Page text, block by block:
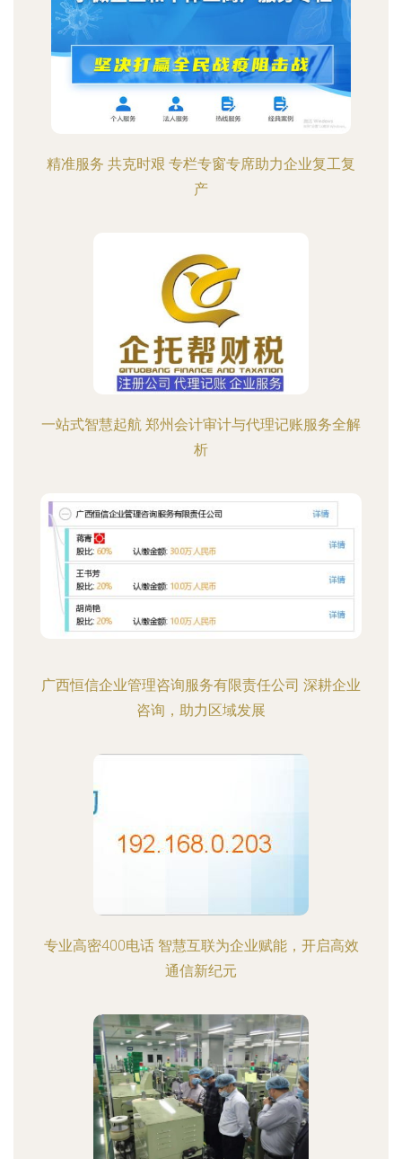
精准服务 共克时艰 专栏专窗专席助力企业复工复
产
一站式智慧起航 郑州会计审计与代理记账服务全解
析
广西恒信企业管理咨询服务有限责任公司 深耕企业
咨询，助力区域发展
专业高密400电话 智慧互联为企业赋能，开启高效
通信新纪元